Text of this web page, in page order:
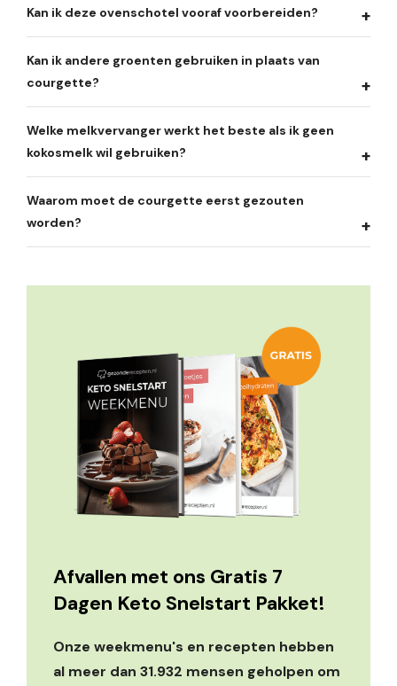
Kan ik deze ovenschotel vooraf voorbereiden?
Kan ik andere groenten gebruiken in plaats van
courgette?
Welke melkvervanger werkt het beste als ik geen
kokosmelk wil gebruiken?
Waarom moet de courgette eerst gezouten
worden?
Afvallen met ons Gratis 7
Dagen Keto Snelstart Pakket!
Onze weekmenu's en recepten hebben
al meer dan 31.932 mensen geholpen om